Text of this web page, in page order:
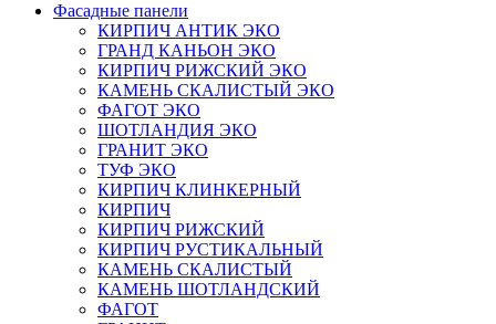
Фасадные панели
КИРПИЧ АНТИК ЭКО
ГРАНД КАНЬОН ЭКО
КИРПИЧ РИЖСКИЙ ЭКО
КАМЕНЬ СКАЛИСТЫЙ ЭКО
ФАГОТ ЭКО
ШОТЛАНДИЯ ЭКО
ГРАНИТ ЭКО
ТУФ ЭКО
КИРПИЧ КЛИНКЕРНЫЙ
КИРПИЧ
КИРПИЧ РИЖСКИЙ
КИРПИЧ РУСТИКАЛЬНЫЙ
КАМЕНЬ СКАЛИСТЫЙ
КАМЕНЬ ШОТЛАНДСКИЙ
ФАГОТ